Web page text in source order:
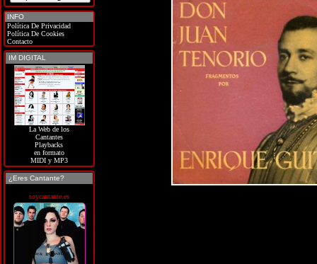
INFO
Política De Privacidad
Política De Cookies
Contacto
IM DIGITAL
La Web de los
Cantantes
Playbacks
en formato
MIDI y MP3
¿Eres Cantante?
soycantante.es